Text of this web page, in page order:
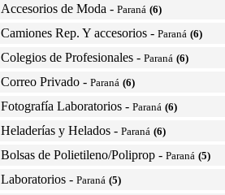
Accesorios de Moda - Paraná (6)
Camiones Rep. Y accesorios - Paraná (6)
Colegios de Profesionales - Paraná (6)
Correo Privado - Paraná (6)
Fotografía Laboratorios - Paraná (6)
Heladerías y Helados - Paraná (6)
Bolsas de Polietileno/Poliprop - Paraná (5)
Laboratorios - Paraná (5)